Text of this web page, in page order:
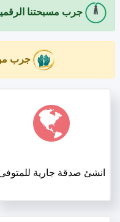
جرب مسبحتنا
جرب
انشئ صدقة جارية